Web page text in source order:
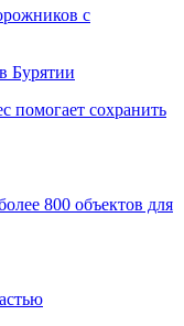
с
Бурятии
помогает сохранить
800 объектов для